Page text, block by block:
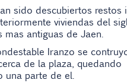
sido descubiertos restos
viviendas del
mas antiguas de Jaen.
Iranzo se contruyo
de la plaza, quedando
una parte de el.